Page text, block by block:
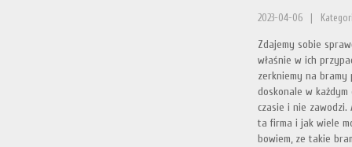
2023-04-06
Zdajemy sobie
właśnie w ich
zerkniemy na bramy
doskonale w każdym
czasie i nie
ta firma i jak wiele
bowiem, ze takie